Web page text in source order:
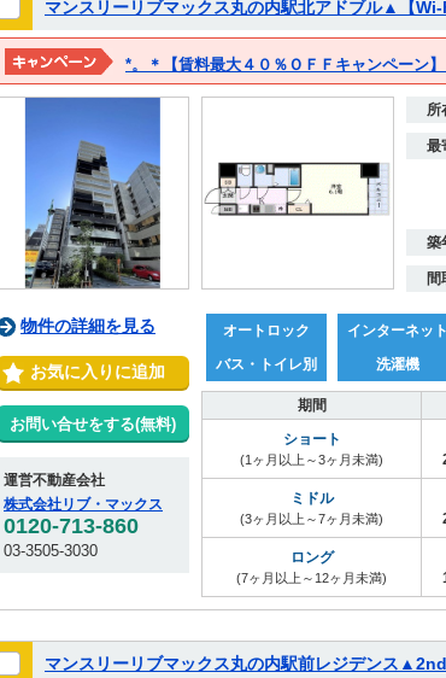
マンスリーリブマックス丸の内駅北アドブル▲【
*。＊【賃料最大４０％ＯＦＦキャンペーン
※２０２７年３月１５日までの期間限定！！
所
最
築
間
物件の詳細を見る
お気に入りに追加
お問い合せをする(無料)
運営不動産会社
株式会社リブ・マックス
0120-713-860
03-3505-3030
オートロック インターネット
バス・トイレ別
洗濯機
期間
ショート
(1ヶ月以上～3ヶ月未満)
ミドル
(3ヶ月以上～7ヶ月未満)
ロング
(7ヶ月以上～12ヶ月未満)
マンスリーリブマックス丸の内駅前レジデンス